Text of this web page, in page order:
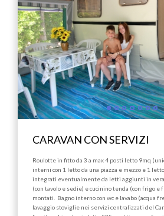
CARAVAN CON SERVIZI
Roulotte in fitto da 3 a max 4 posti letto 9mq
interni con 1 letto da una piazza e mezzo e 1
integrati eventualmente da letti aggiunti in
(con tavolo e sedie) e cucinino tenda (con frigo e
montati. Bagno interno con wc e lavabo (acqua
lavaggio stoviglie nei servizi centralizzati del